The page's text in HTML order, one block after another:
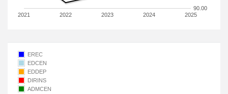
2021 2022 2023 2024 2025
90.00
EREC
EDCEN
EDDEP
DIRINS
ADMCEN